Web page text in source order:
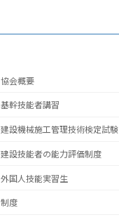
協会概要
基幹技能者講習
建設機械施工管理技術検定試験
建設技能者の能力評価制度
外国人技能実習生
制度